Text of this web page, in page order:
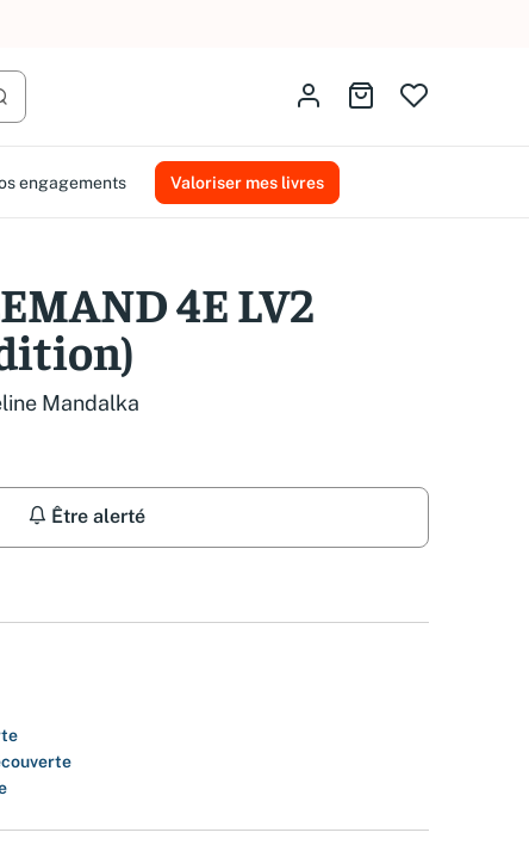
la recherche
Identifiez-vousAller au panier
engagements Valoriser mes livres
4E LV2
Mandalka
Être alerté